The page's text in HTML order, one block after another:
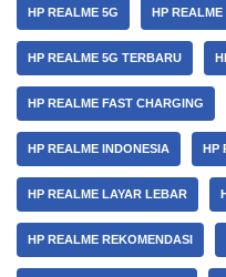
HP REALME 5G HP
HP REALME 5G TERBARU
HP REALME FAST CHARGING
HP REALME INDONESIA HP
HP REALME LAYAR LEBAR
HP REALME REKOMENDASI